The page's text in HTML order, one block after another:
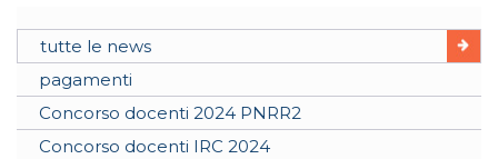
tutte le news
pagamenti
Concorso docenti 2024 PNRR2
Concorso docenti IRC 2024